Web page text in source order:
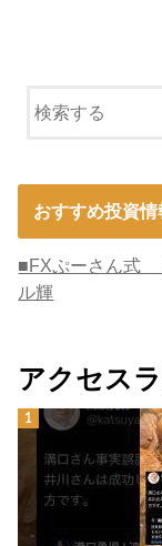
おすすめ投資情
■FXぷーさん式
ル輝
アクセス